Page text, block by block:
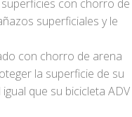
con chorro de
superficiales y le
con chorro de arena
la superficie de su
que su bicicleta ADV